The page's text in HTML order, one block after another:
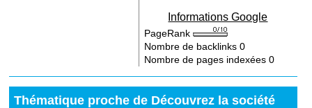
Informations Google
PageRank
Nombre de backlinks0
Nombre de pages indexées0
Thématique proche de Découvrez la société